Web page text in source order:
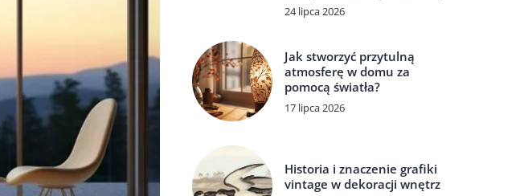
24 lipca 2026
Jak stworzyć przytulną
atmosferę w domu za
pomocą światła?
17 lipca 2026
Historia i znaczenie grafiki
vintage w dekoracji wnętrz